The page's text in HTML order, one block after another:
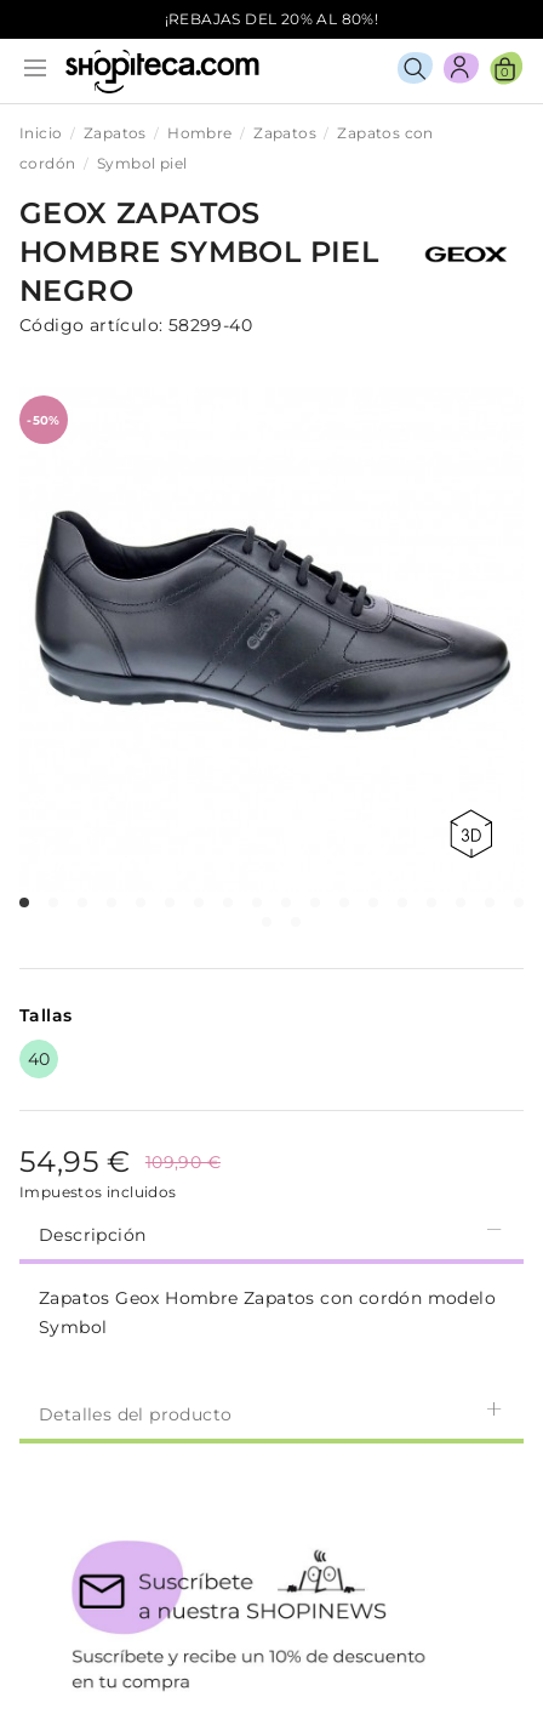
¡REBAJAS DEL 20% AL 80%!
0
Inicio Zapatos Hombre Zapatos
Zapatos con
cordón
Symbol piel
GEOX ZAPATOS
HOMBRE SYMBOL PIEL
NEGRO
Código artículo: 58299-40
-50%
Tallas
40
54,95 € 109,90 €
Impuestos incluidos
Descripción
Zapatos Geox Hombre Zapatos con cordón modelo
Symbol
Detalles del producto